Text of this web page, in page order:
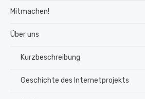
Mitmachen!
Über uns
Kurzbeschreibung
Geschichte des Internetprojekts